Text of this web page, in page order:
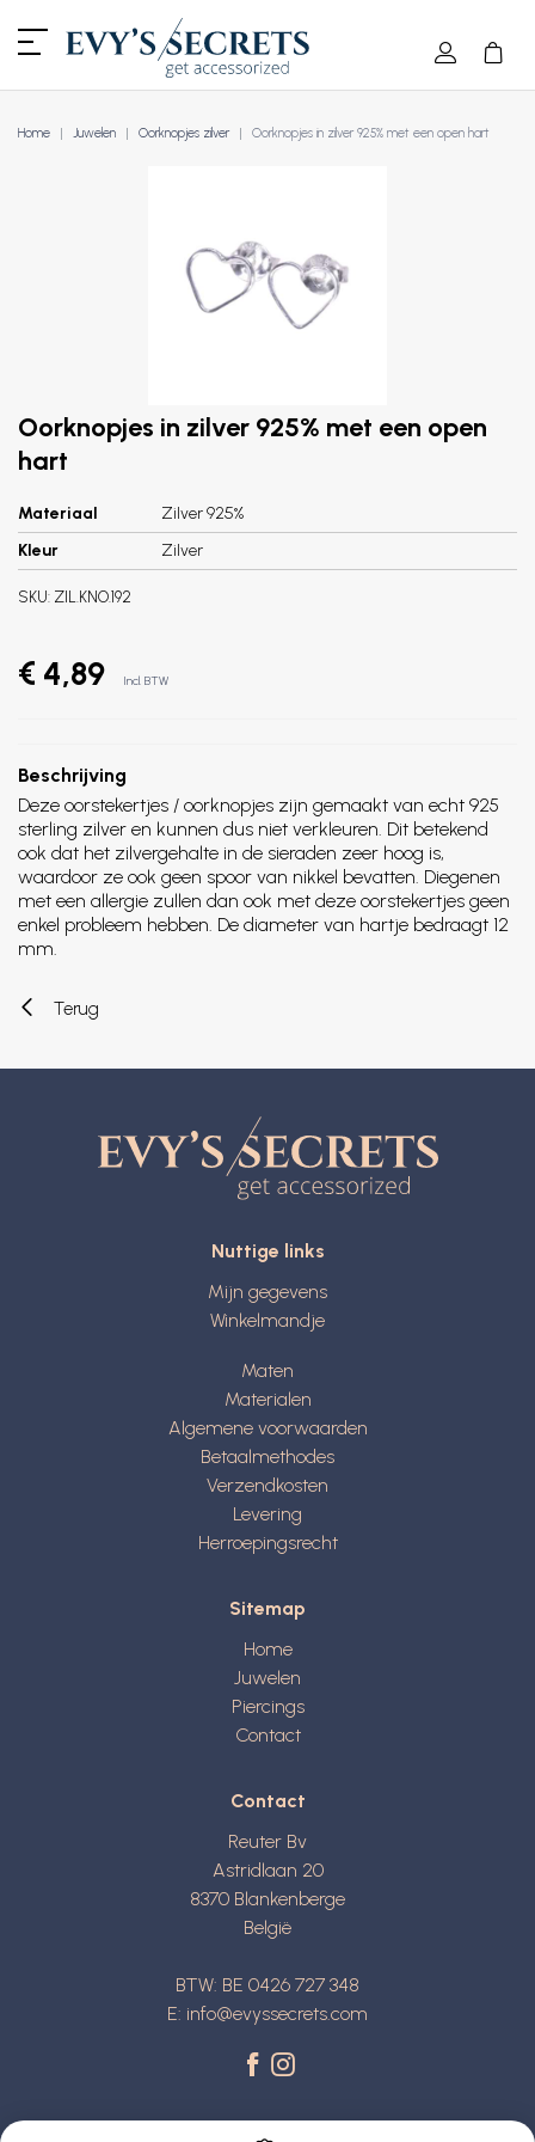
Home Juwelen Oorknopjes zilver Oorknopjes in zilver 925% met een open hart
Oorknopjes in zilver 925% met een open
hart
Materiaal
Zilver 925%
Kleur
Zilver
SKU: ZIL.KNO.192
€ 4,89 Incl. BTW
Beschrijving
Deze oorstekertjes / oorknopjes zijn gemaakt van echt 925
sterling zilver en kunnen dus niet verkleuren. Dit betekend
ook dat het zilvergehalte in de sieraden zeer hoog is,
waardoor ze ook geen spoor van nikkel bevatten. Diegenen
met een allergie zullen dan ook met deze oorstekertjes geen
enkel probleem hebben. De diameter van hartje bedraagt 12
mm.
Terug
Nuttige links
Mijn gegevens
Winkelmandje
Maten
Materialen
Algemene voorwaarden
Betaalmethodes
Verzendkosten
Levering
Herroepingsrecht
Sitemap
Home
Juwelen
Piercings
Contact
Contact
Reuter Bv
Astridlaan 20
8370 Blankenberge
België
BTW: BE 0426 727 348
E: info@evyssecrets.com